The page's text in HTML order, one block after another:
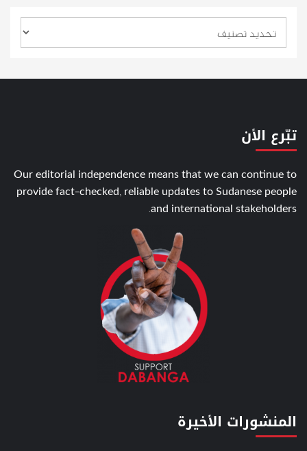
تبّرع الأن
Our editorial independence means that we can continue to
provide fact-checked, reliable updates to Sudanese people
and international stakeholders.
المنشورات الأخيرة